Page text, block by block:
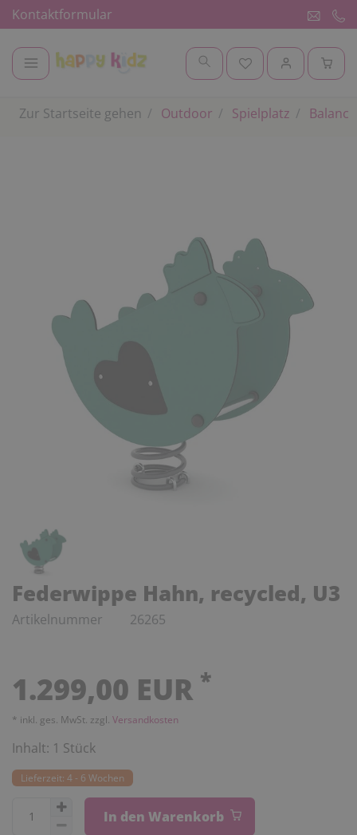
Kontaktformular
Zur Startseite gehen Outdoor Spielplatz
Federwippe Hahn, recycled, U3
Artikelnummer 26265
1.299,00 EUR *
* inkl. ges. MwSt. zzgl. Versandkosten
Inhalt: 1 Stück
Lieferzeit: 4 - 6 Wochen
In den Warenkorb